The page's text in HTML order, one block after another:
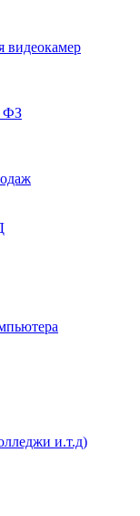
видеокамер
ФЗ
и.т.д)